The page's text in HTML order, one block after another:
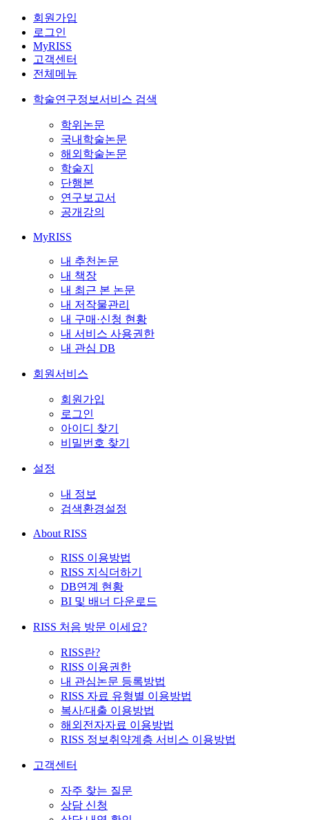
회원가입
로그인
MyRISS
고객센터
전체메뉴
학술연구정보서비스 검색
학위논문
국내학술논문
해외학술논문
학술지
단행본
연구보고서
공개강의
MyRISS
내 추천논문
내 책장
내 최근 본 논문
내 저작물관리
내 구매·신청 현황
내 서비스 사용권한
내 관심 DB
회원서비스
회원가입
로그인
아이디 찾기
비밀번호 찾기
설정
내 정보
검색환경설정
About RISS
RISS 이용방법
RISS 지식더하기
DB연계 현황
BI 및 배너 다운로드
RISS 처음 방문 이세요?
RISS란?
RISS 이용권한
내 관심논문 등록방법
RISS 자료 유형별 이용방법
복사/대출 이용방법
해외전자자료 이용방법
RISS 정보취약계층 서비스 이용방법
고객센터
자주 찾는 질문
상담 신청